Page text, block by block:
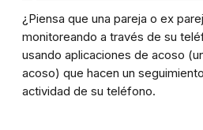
¿Piensa que una pareja o ex
monitoreando a través de su
usando aplicaciones de acoso
acoso) que hacen un
actividad de su teléfono.